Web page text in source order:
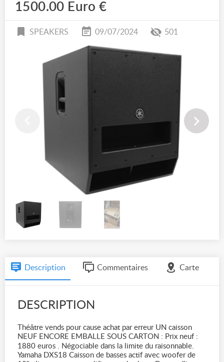
1500.00 Euro €
SPEAKERS 09/07/2024 501
Description Commentaires Carte
DESCRIPTION
Théâtre vends pour cause achat par erreur UN caisson
NEUF ENCORE EMBALLE SOUS CARTON : Prix neuf :
1880 euros . Négociable dans la limite du raisonnable.
Yamaha DXS18 Caisson de basses actif avec woofer de